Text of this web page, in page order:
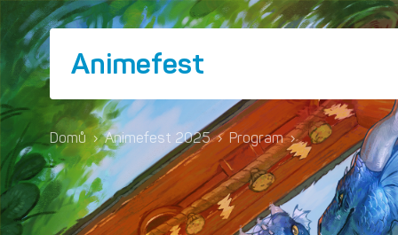
Animefest
Domů › Animefest 2025 › Program ›